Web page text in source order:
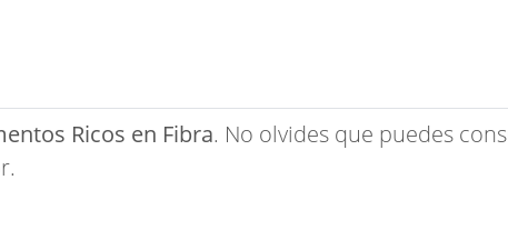
Ricos en Fibra. No olvides que puedes